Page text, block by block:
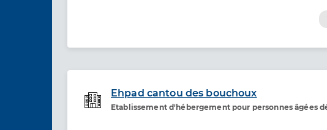
Ehpad cantou des bouchoux
Etablissement d'hébergement pour personnes âgées
Etablissement de soins